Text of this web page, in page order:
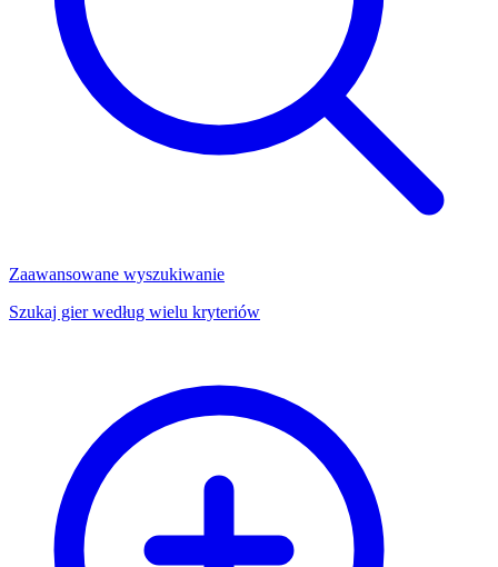
Zaawansowane wyszukiwanie
Szukaj gier według wielu kryteriów